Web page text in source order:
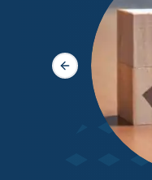
Slide précédente